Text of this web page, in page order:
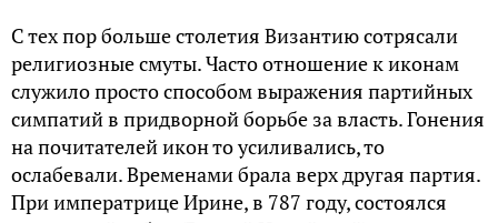
С тех пор больше столетия Византию сотрясали
религиозные смуты. Часто отношение к иконам
служило просто способом выражения партийных
симпатий в придворной борьбе за власть. Гонения
на почитателей икон то усиливались, то
ослабевали. Временами брала верх другая партия.
При императрице Ирине, в 787 году, состоялся